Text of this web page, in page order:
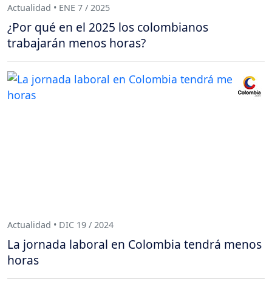
Actualidad • ENE 7 / 2025
¿Por qué en el 2025 los colombianos
trabajarán menos horas?
Actualidad • DIC 19 / 2024
La jornada laboral en Colombia tendrá menos
horas